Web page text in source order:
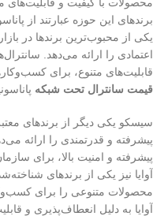
برندهای این حوزه عبارتند از
یکی از محبوب‌ترین برندها در
اعتمادی را ارائه می‌دهد.
قابلیت‌های متنوع، برای
قیمت سانترال تحت شبکه
سیسکو یکی دیگر از برندهای
پیشرفته و قدرتمندی را ارائه
پیشرفته و امنیت بالا، برای
آوایا نیز یکی از برندهای
محصولات متنوعی را برای
آوایا به دلیل انعطاف‌پذیری و